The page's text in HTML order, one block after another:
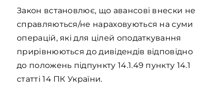
Закон встановлює, що авансові внески не
справляються/не нараховуються на суми
операцій, які для цілей оподаткування
прирівнюються до дивідендів відповідно
до положень підпункту 14.1.49 пункту 14.1
статті 14 ПК України.